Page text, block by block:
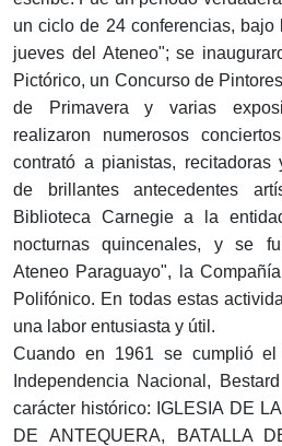
un ciclo de 24 conferencias,
jueves del Ateneo"; se
Pictórico, un Concurso de
de Primavera y varias
realizaron numerosos
contrató a pianistas, recitadoras
de brillantes antecedentes
Biblioteca Carnegie a la
nocturnas quincenales, y se
Ateneo Paraguayo", la
Polifónico. En todas estas
una labor entusiasta y útil.
Cuando en 1961 se cumplió el
Independencia Nacional,
carácter histórico: IGLESIA DE
DE ANTEQUERA, BATALLA